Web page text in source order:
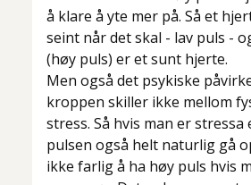
å klare å yte mer på. Så et
seint når det skal - lav puls -
(høy puls) er et sunt hjerte.
Men også det psykiske
kroppen skiller ikke mellom
stress. Så hvis man er stressa
pulsen også helt naturlig gå
ikke farlig å ha høy puls hvis